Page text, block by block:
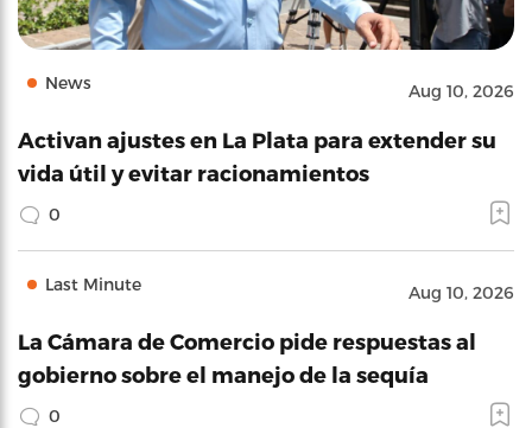
News Aug 10, 2026
Activan ajustes en La Plata para extender su
vida útil y evitar racionamientos
0
Last Minute Aug 10, 2026
La Cámara de Comercio pide respuestas al
gobierno sobre el manejo de la sequía
0